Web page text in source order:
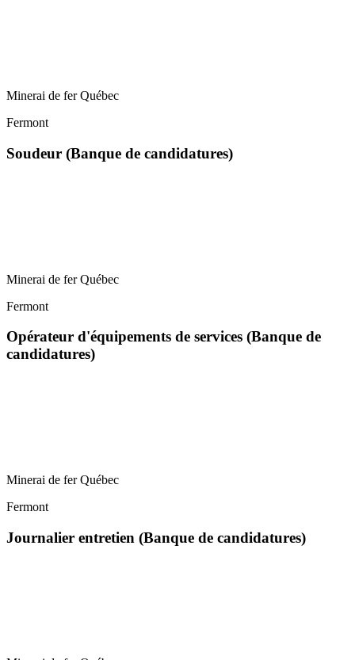
Minerai de fer Québec
Fermont
Soudeur (Banque de candidatures)
Minerai de fer Québec
Fermont
Opérateur d'équipements de services (Banque de
candidatures)
Minerai de fer Québec
Fermont
Journalier entretien (Banque de candidatures)